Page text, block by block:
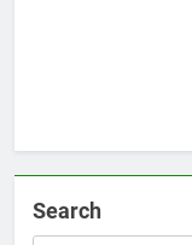
Search